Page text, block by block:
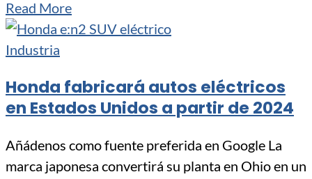
Read More
Industria
Honda fabricará autos eléctricos
en Estados Unidos a partir de 2024
Añádenos como fuente preferida en Google La
marca japonesa convertirá su planta en Ohio en un